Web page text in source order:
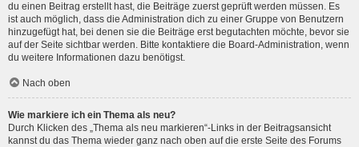
du einen Beitrag erstellt hast, die Beiträge zuerst geprüft werden müssen. Es
ist auch möglich, dass die Administration dich zu einer Gruppe von Benutzern
hinzugefügt hat, bei denen sie die Beiträge erst begutachten möchte, bevor sie
auf der Seite sichtbar werden. Bitte kontaktiere die Board-Administration, wenn
du weitere Informationen dazu benötigst.
Nach oben
Wie markiere ich ein Thema als neu?
Durch Klicken des „Thema als neu markieren“-Links in der Beitragsansicht
kannst du das Thema wieder ganz nach oben auf die erste Seite des Forums